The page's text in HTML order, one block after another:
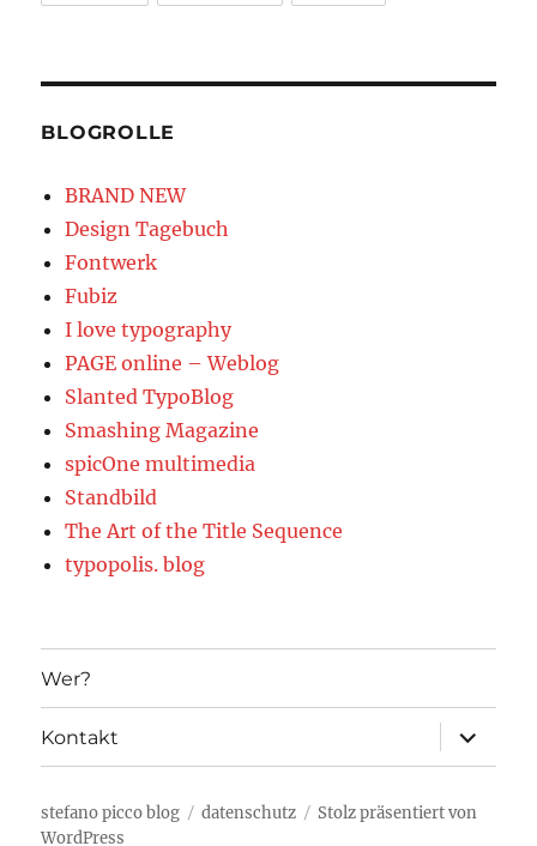
BLOGROLLE
BRAND NEW
Design Tagebuch
Fontwerk
Fubiz
I love typography
PAGE online – Weblog
Slanted TypoBlog
Smashing Magazine
spicOne multimedia
Standbild
The Art of the Title Sequence
typopolis. blog
Wer?
Kontakt
öffnen
stefano picco blog datenschutz
Stolz präsentiert von
WordPress